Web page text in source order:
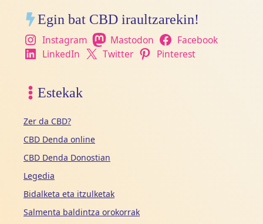
Egin bat CBD iraultzarekin!
Instagram Mastodon
Facebook
LinkedIn
Twitter Pinterest
Estekak
Zer da CBD?
CBD Denda online
CBD Denda Donostian
Legedia
Bidalketa eta itzulketak
Salmenta baldintza orokorrak